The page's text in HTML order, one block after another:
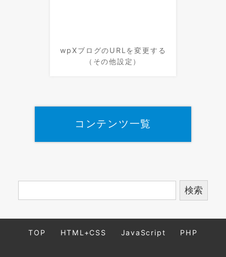
wpXブログのURLを変更する
（その他設定）
コンテンツ一覧
TOP HTML+CSS JavaScript PHP